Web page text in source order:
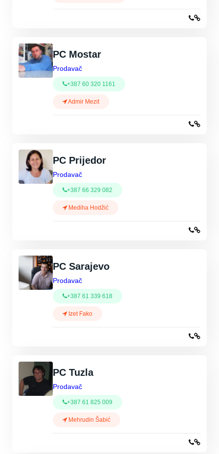
PC Mostar
Prodavač
+387 60 320 1161
Admir Mezit
PC Prijedor
Prodavač
+387 66 329 082
Mediha Hodžić
PC Sarajevo
Prodavač
+387 61 339 618
Izet Fako
PC Tuzla
Prodavač
+387 61 825 009
Mehrudin Šabić